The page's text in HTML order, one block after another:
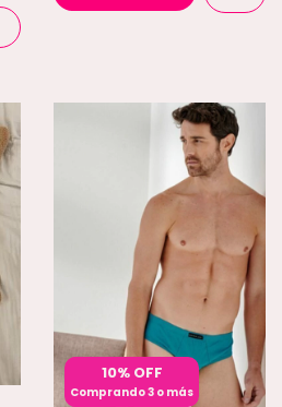
10% OFF
Comprando 3 o más